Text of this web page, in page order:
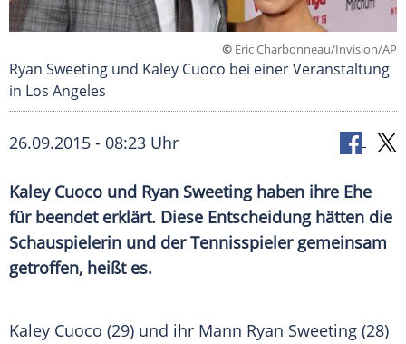
© Eric Charbonneau/Invision/AP
Ryan Sweeting und Kaley Cuoco bei einer Veranstaltung
in Los Angeles
26.09.2015 - 08:23 Uhr
Kaley Cuoco und Ryan Sweeting haben ihre Ehe
für beendet erklärt. Diese Entscheidung hätten die
Schauspielerin und der Tennisspieler gemeinsam
getroffen, heißt es.
Kaley Cuoco (29) und ihr Mann Ryan Sweeting (28)